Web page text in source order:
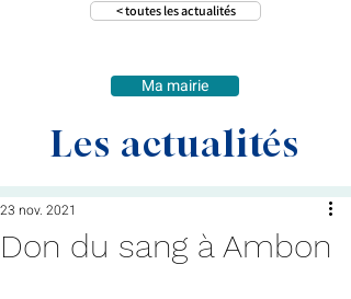
< toutes les actualités
Ma mairie
Les actualités
Don du sang à Ambon
23 nov. 2021